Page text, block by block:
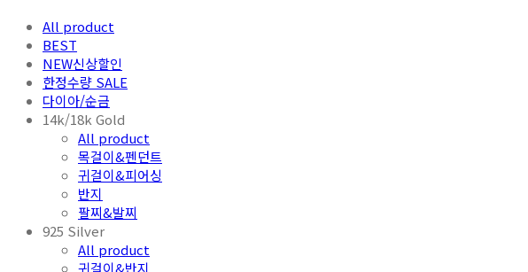
All product
BEST
NEW신상할인
한정수량 SALE
다이아/순금
14k/18k Gold
All product
목걸이&펜던트
귀걸이&피어싱
반지
팔찌&발찌
925 Silver
All product
귀걸이&반지